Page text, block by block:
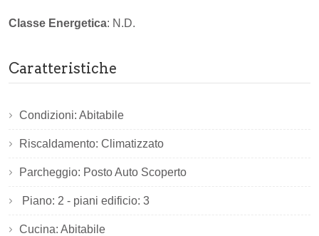
Classe Energetica: N.D.
Caratteristiche
Condizioni: Abitabile
Riscaldamento: Climatizzato
Parcheggio: Posto Auto Scoperto
Piano: 2 - piani edificio: 3
Cucina: Abitabile